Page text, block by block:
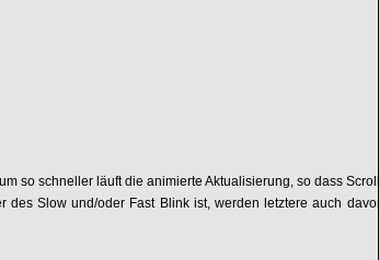
so schneller läuft die animierte Aktualisierung, so dass Scroll-
Slow und/oder Fast Blink ist, werden letztere auch davon